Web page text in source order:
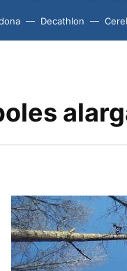
Decathlon